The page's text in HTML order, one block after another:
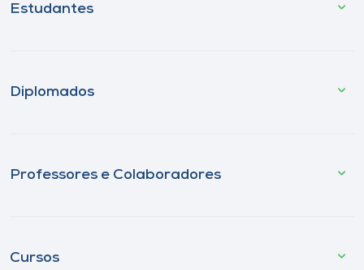
Estudantes
Diplomados
Professores e Colaboradores
Cursos